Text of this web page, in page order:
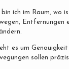
bin ich im Raum, wo
Entfernungen
es um
sollen